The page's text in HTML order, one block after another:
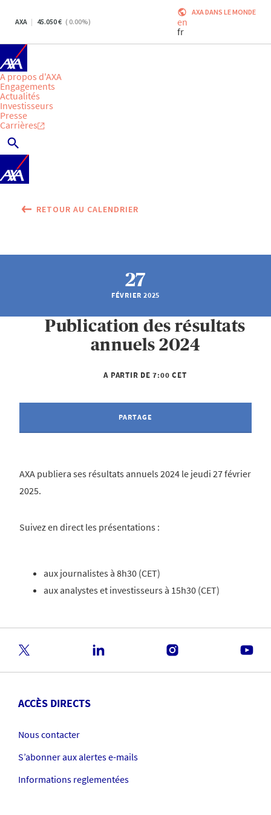
AXA 45.050 ( 0.00%)
AXA DANS LE MONDE
en
fr
A propos d'AXA
Engagements
Actualités
Investisseurs
Presse
Carrières
RETOUR AU CALENDRIER
27
FÉVRIER 2025
Publication des résultats
annuels 2024
A PARTIR DE 7:00 CET
PARTAGE
AXA publiera ses résultats annuels 2024 le jeudi 27 février
2025.
Suivez en direct les présentations :
aux journalistes à 8h30 (CET)
aux analystes et investisseurs à 15h30 (CET)
ACCÈS DIRECTS
Nous contacter
S’abonner aux alertes e-mails
Informations reglementées